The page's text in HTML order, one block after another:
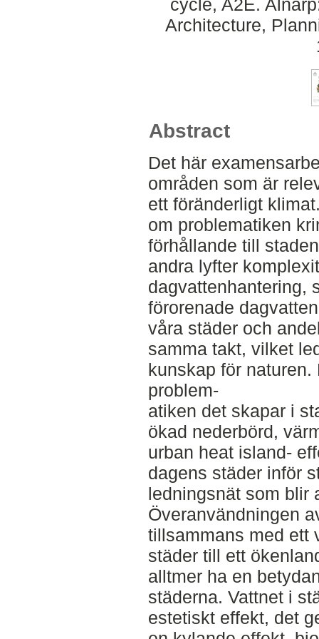
cycle, A2E.
Architecture,
Abstract
Det här
områden som är
ett föränderligt
om problematiken
förhållande till
andra lyfter
dagvattenhantering,
förorenade
våra städer och
samma takt, vilket
kunskap för
problem-
atiken det skapar i
ökad nederbörd,
urban heat island-
dagens städer inför
ledningsnät som blir
Överanvändningen
tillsammans med ett
städer till ett
alltmer ha en
städerna. Vattnet i
estetiskt effekt, det